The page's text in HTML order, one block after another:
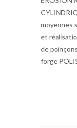
moyennes
et
de
forge